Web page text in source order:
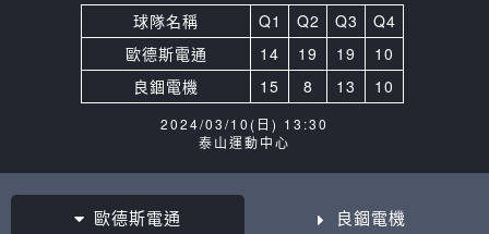
球隊名稱 Q1 Q2 Q3
Q4
歐德斯電通
14 19 19
10
良錮電機
15 8 13 10
2024/03/10(日) 13:30
泰山運動中心
歐德斯電通 良錮電機